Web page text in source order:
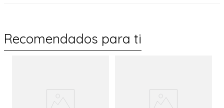
Recomendados para ti